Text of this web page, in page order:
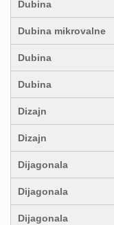
Dubina
Dubina mikrovalne
Dubina
Dubina
Dizajn
Dizajn
Dijagonala
Dijagonala
Dijagonala